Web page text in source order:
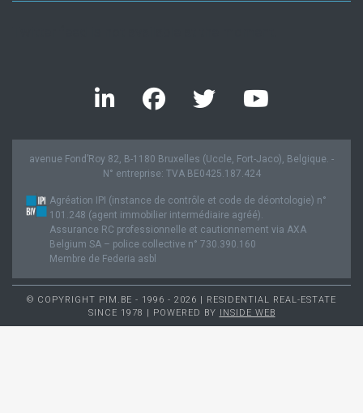
avenue Fond’Roy 82, B-1180 Bruxelles (Uccle, Fort-Jaco), Belgique. -
N° entreprise: TVA BE0425.187.424
Agréation IPI (instance de contrôle et code de déontologie) n°
101.248 (agent immobilier intermédiaire agréé).
Assurance RC professionnelle et cautionnement via AXA
Belgium SA – police collective n° 730.390.160
Membre de Federia asbl
© COPYRIGHT PIM.BE - 1996 - 2026 | RESIDENTIAL REAL-ESTATE
SINCE 1978 | POWERED BY
INSIDE WEB